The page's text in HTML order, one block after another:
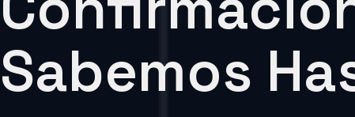
Sabemos